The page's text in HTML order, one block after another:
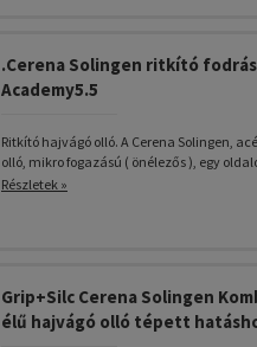
.Cerena Solingen ritkító
Academy5.5
Ritkító hajvágó olló. A Cerena Solingen,
olló, mikro fogazású ( önélezős ), egy
Részletek »
Grip+Silc Cerena Solingen
élű hajvágó olló tépett